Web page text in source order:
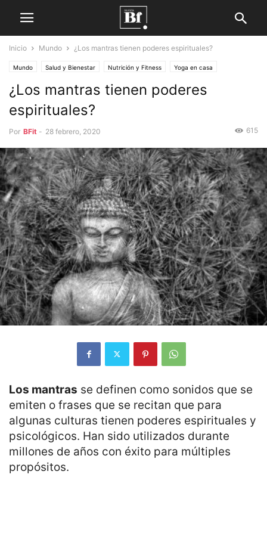
Inicio Mundo ¿Los mantras tienen poderes espirituales?
Mundo Salud y Bienestar Nutrición y Fitness Yoga en casa
¿Los mantras tienen poderes
espirituales?
Por BFit - 28 febrero, 2020 615
Los mantras se definen como sonidos que se
emiten o frases que se recitan que para
algunas culturas tienen poderes espirituales y
psicológicos. Han sido utilizados durante
millones de años con éxito para múltiples
propósitos.